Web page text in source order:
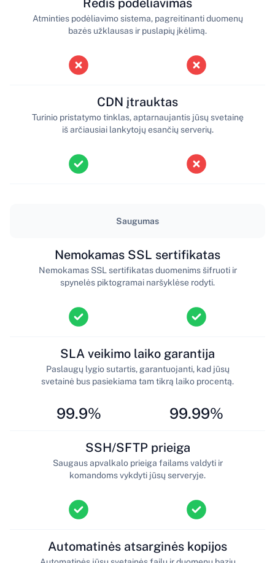
Redis podėliavimas
Atminties podėliavimo sistema, pagreitinanti duomenų
bazės užklausas ir puslapių įkėlimą.
CDN įtrauktas
Turinio pristatymo tinklas, aptarnaujantis jūsų svetainę
iš arčiausiai lankytojų esančių serverių.
Saugumas
Nemokamas SSL sertifikatas
Nemokamas SSL sertifikatas duomenims šifruoti ir
spynelės piktogramai naršyklėse rodyti.
99.9%
SLA veikimo laiko garantija
Paslaugų lygio sutartis, garantuojanti, kad jūsų
svetainė bus pasiekiama tam tikrą laiko procentą.
99.99%
SSH/SFTP prieiga
Saugaus apvalkalo prieiga failams valdyti ir
komandoms vykdyti jūsų serveryje.
Automatinės atsarginės kopijos